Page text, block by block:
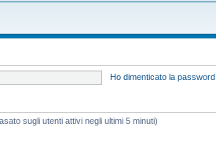
Ho dimenticato la password
sugli utenti attivi negli ultimi 5 minuti)